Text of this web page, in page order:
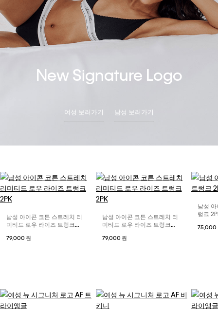
New Signature Logo
여성 보러가기 남성 보러가기
남성 아이콘 코튼 스트레치 리
미티드 로우 라이즈 트렁크
79,000 원
남성 아이콘 코튼 스트레치 리
미티드 로우 라이즈 트렁크
79,000 원
남성
렁크
75,000